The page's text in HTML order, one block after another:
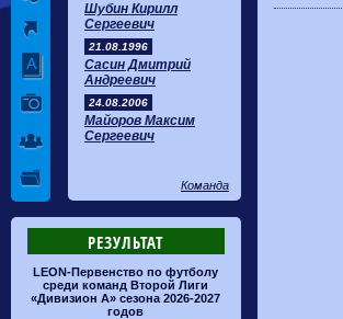
Шубин Кирилл
Сергеевич
21.08.1996
Сасин Дмитрий
Андреевич
24.08.2006
Майоров Максим
Сергеевич
Команда
РЕЗУЛЬТАТ
LEON-Первенство по футболу
среди команд Второй Лиги
«Дивизион А» сезона 2026-2027
годов